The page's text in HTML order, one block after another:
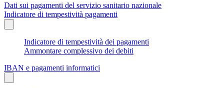
Dati sui pagamenti del servizio sanitario nazionale
Indicatore di tempestività pagamenti
Indicatore di tempestività dei pagamenti
Ammontare complessivo dei debiti
IBAN e pagamenti informatici